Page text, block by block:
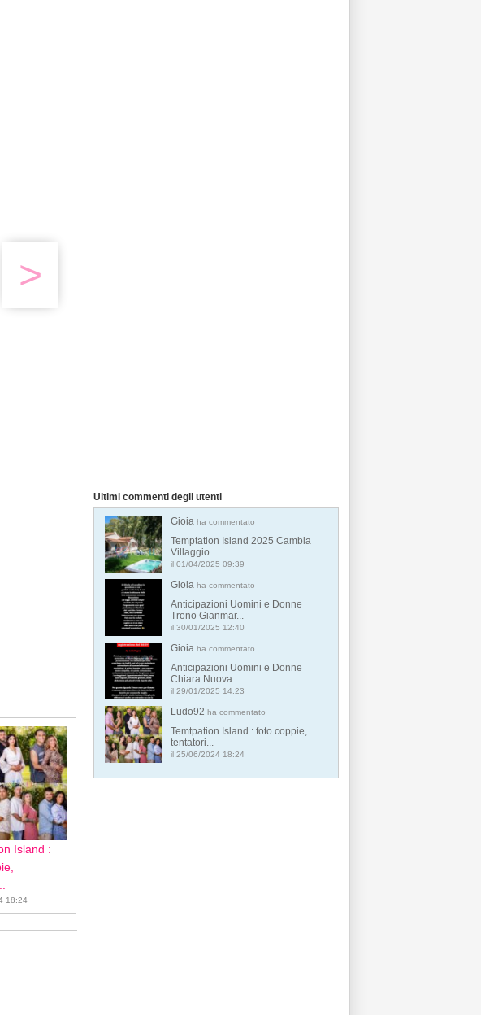
>
Island :
18:24
Ultimi commenti degli utenti
Gioia ha commentato
Temptation Island 2025 Cambia
Villaggio
il 01/04/2025 09:39
Gioia ha commentato
Anticipazioni Uomini e Donne
Trono Gianmar...
il 30/01/2025 12:40
Gioia ha commentato
Anticipazioni Uomini e Donne
Chiara Nuova ...
il 29/01/2025 14:23
Ludo92 ha commentato
Temtpation Island : foto coppie,
tentatori...
il 25/06/2024 18:24